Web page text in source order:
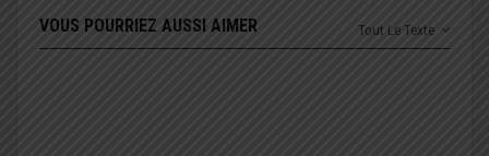
Tout Le Texte
VOUS POURRIEZ AUSSI AIMER